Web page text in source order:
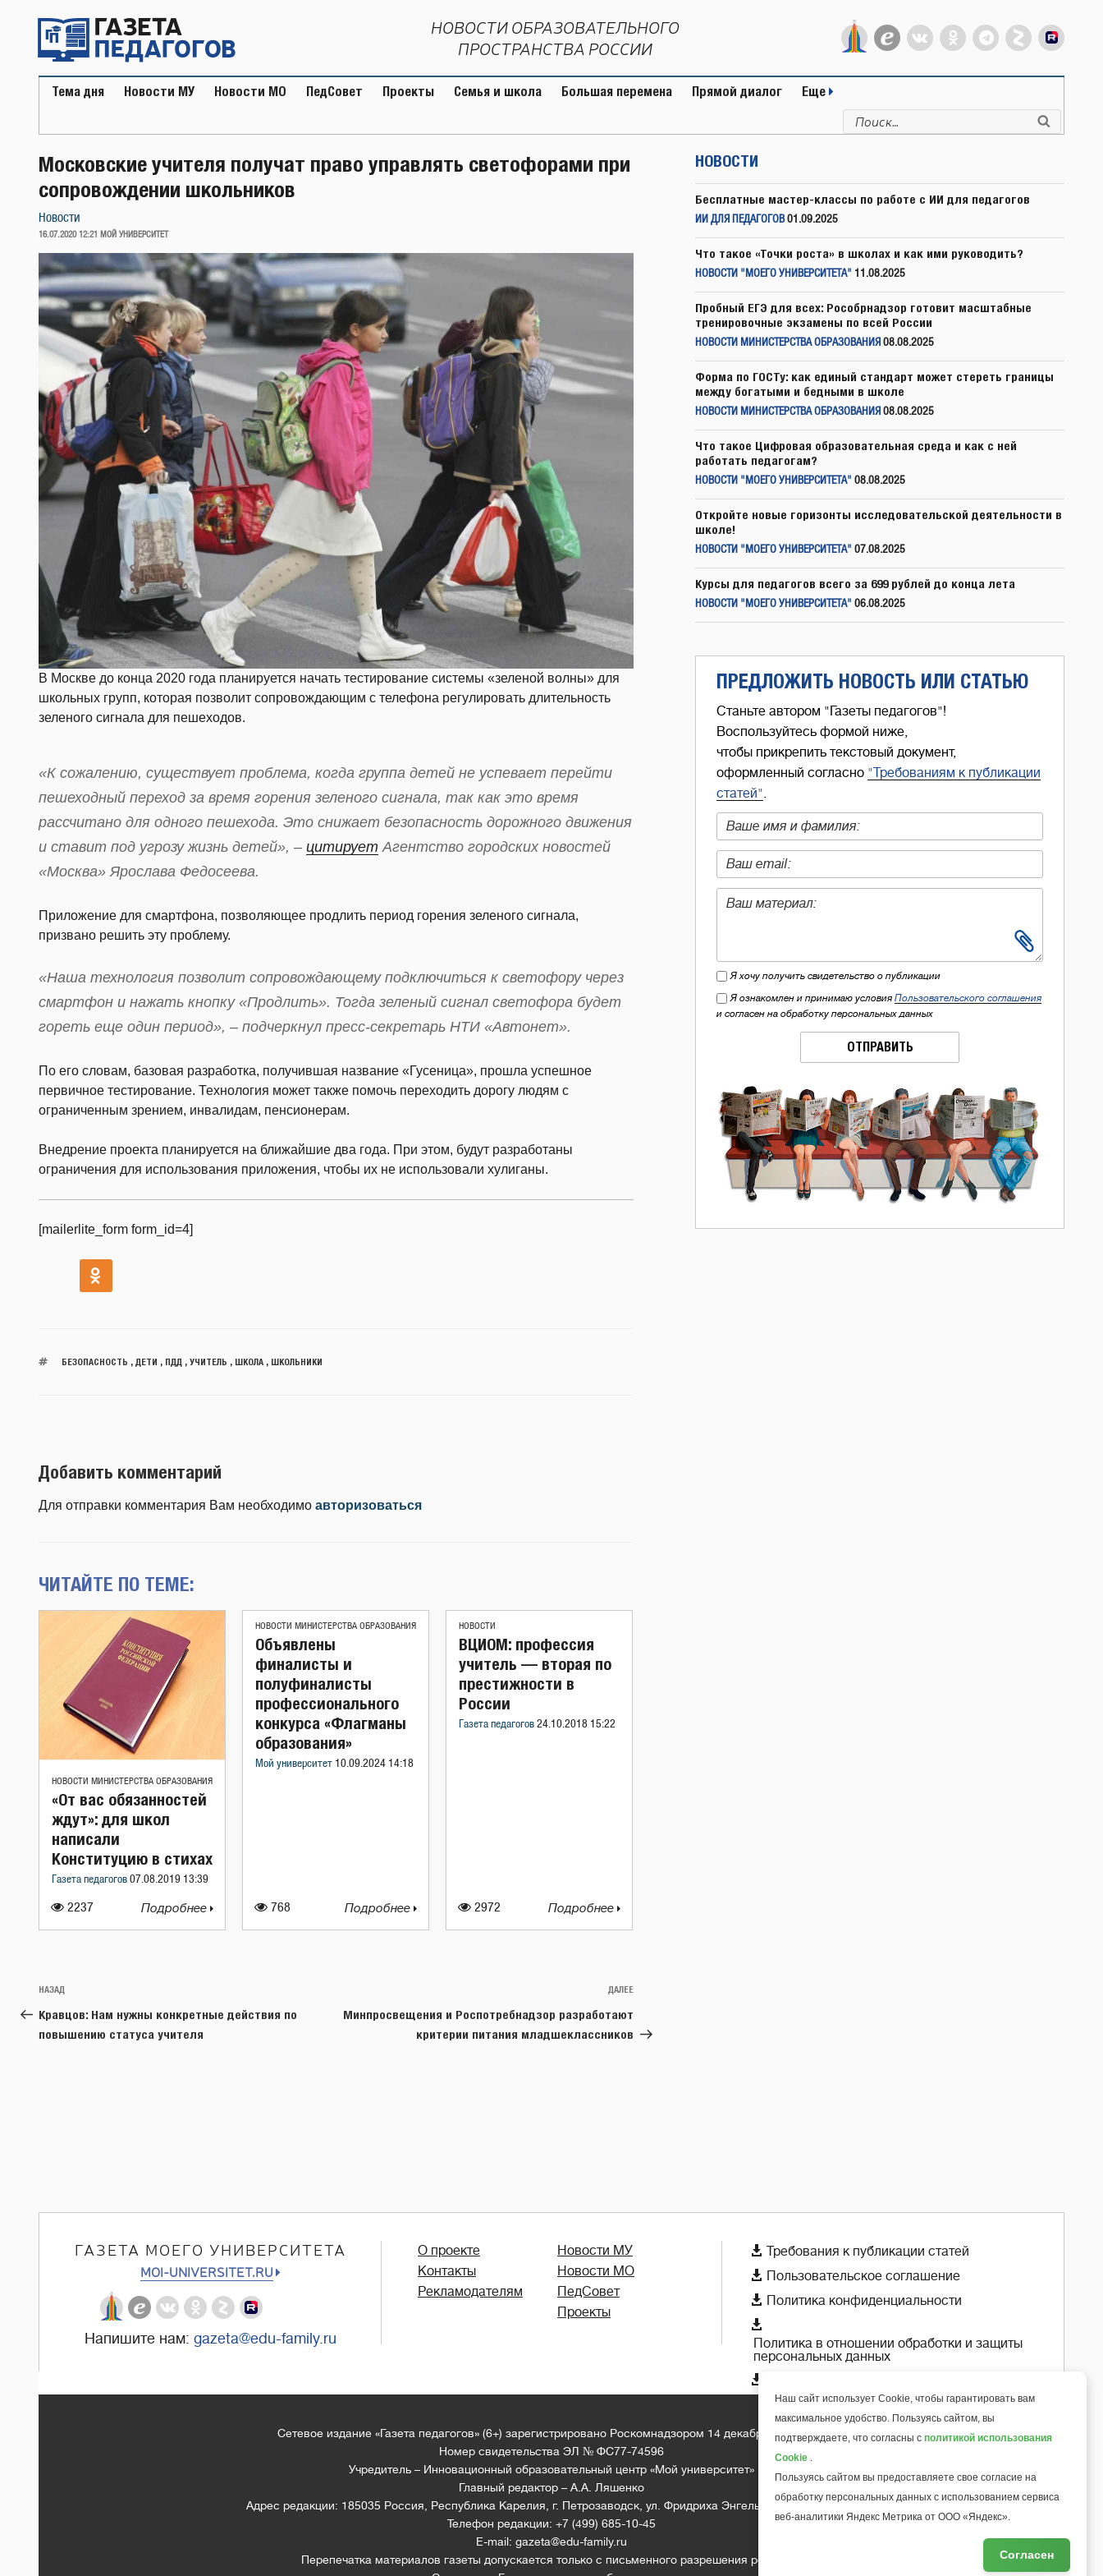
содержимому
НОВОСТИ ОБРАЗОВАТЕЛЬНОГО
ПРОСТРАНСТВА РОССИИ
Тема дня Новости МУ Новости МО ПедСовет Проекты Семья и школа Большая перемена Прямой диалог Еще
Искать:
Московские учителя получат право управлять светофорами при
сопровождении школьников
Новости
ОПУБЛИКОВАНО
16.07.2020 12:21 МОЙ УНИВЕРСИТЕТ
В Москве до конца 2020 года планируется начать тестирование системы «зеленой волны» для
школьных групп, которая позволит сопровождающим с телефона регулировать длительность
зеленого сигнала для пешеходов.
«К сожалению, существует проблема, когда группа детей не успевает перейти
пешеходный переход за время горения зеленого сигнала, так как это время
рассчитано для одного пешехода. Это снижает безопасность дорожного движения
и ставит под угрозу жизнь детей», – цитирует Агентство городских новостей
«Москва» Ярослава Федосеева.
Приложение для смартфона, позволяющее продлить период горения зеленого сигнала,
призвано решить эту проблему.
«Наша технология позволит сопровождающему подключиться к светофору через
смартфон и нажать кнопку «Продлить». Тогда зеленый сигнал светофора будет
гореть еще один период», – подчеркнул пресс-секретарь НТИ «Автонет».
По его словам, базовая разработка, получившая название «Гусеница», прошла успешное
первичное тестирование. Технология может также помочь переходить дорогу людям с
ограниченным зрением, инвалидам, пенсионерам.
Внедрение проекта планируется на ближайшие два года. При этом, будут разработаны
ограничения для использования приложения, чтобы их не использовали хулиганы.
[mailerlite_form form_id=4]
БЕЗОПАСНОСТЬ , ДЕТИ , ПДД , УЧИТЕЛЬ , ШКОЛА, ШКОЛЬНИКИ
Добавить комментарий
Для отправки комментария Вам необходимо авторизоваться
ЧИТАЙТЕ ПО ТЕМЕ:
НОВОСТИ МИНИСТЕРСТВА ОБРАЗОВАНИЯ
2237
«От вас обязанностей
ждут»: для школ
написали
Конституцию в стихах
Газета педагогов 07.08.2019 13:39
Подробнее
НОВОСТИ МИНИСТЕРСТВА ОБРАЗОВАНИЯ
768
Объявлены
финалисты и
полуфиналисты
профессионального
конкурса «Флагманы
образования»
Мой университет 10.09.2024 14:18
Подробнее
НОВОСТИ
2972
ВЦИОМ: профессия
учитель — вторая по
престижности в
России
Газета педагогов 24.10.2018 15:22
Подробнее
Навигация
по
записям
Предыдущая
запись:
НАЗАД
Кравцов: Нам нужны конкретные действия по
повышению статуса учителя
Следующая
ДАЛЕЕ
Минпросвещения и Роспотребнадзор разработают
критерии питания младшеклассников
НОВОСТИ
Бесплатные мастер-классы по работе с ИИ для педагогов
ИИ ДЛЯ ПЕДАГОГОВ 01.09.2025
Что такое «Точки роста» в школах и как ими руководить?
НОВОСТИ "МОЕГО УНИВЕРСИТЕТА" 11.08.2025
Пробный ЕГЭ для всех: Рособрнадзор готовит масштабные
тренировочные экзамены по всей России
НОВОСТИ МИНИСТЕРСТВА ОБРАЗОВАНИЯ 08.08.2025
Форма по ГОСТу: как единый стандарт может стереть границы
между богатыми и бедными в школе
НОВОСТИ МИНИСТЕРСТВА ОБРАЗОВАНИЯ 08.08.2025
Что такое Цифровая образовательная среда и как с ней
работать педагогам?
НОВОСТИ "МОЕГО УНИВЕРСИТЕТА" 08.08.2025
Откройте новые горизонты исследовательской деятельности в
школе!
НОВОСТИ "МОЕГО УНИВЕРСИТЕТА" 07.08.2025
Курсы для педагогов всего за 699 рублей до конца лета
НОВОСТИ "МОЕГО УНИВЕРСИТЕТА" 06.08.2025
ПРЕДЛОЖИТЬ НОВОСТЬ ИЛИ СТАТЬЮ
Станьте автором "Газеты педагогов"!
Воспользуйтесь формой ниже,
чтобы прикрепить текстовый документ,
оформленный согласно "Требованиям к публикации
статей".
Я хочу получить свидетельство о публикации
Я ознакомлен и принимаю условия Пользовательского соглашения
и согласен на обработку персональных данных
ОТПРАВИТЬ
ГАЗЕТА МОЕГО УНИВЕРСИТЕТА
MOI-UNIVERSITET.RU
Напишите нам: gazeta@edu-family.ru
О проекте
Контакты
Рекламодателям
Новости МУ
Новости МО
ПедСовет
Проекты
 Требования к публикации статей
 Пользовательское соглашение
 Политика конфиденциальности

Политика в отношении обработки и защиты
персональных данных

Сетевое издание «Газета педагогов» (6+) зарегистрировано Роскомнадзором 14 декабря 2018 года
Номер свидетельства ЭЛ № ФС77-74596
Учредитель – Инновационный образовательный центр «Мой университет»
Главный редактор – А.А. Ляшенко
Адрес редакции: 185035 Россия, Республика Карелия, г. Петрозаводск, ул. Фридриха Энгельса д.10, офис 211
Телефон редакции: +7 (499) 685-10-45
E-mail: gazeta@edu-family.ru
Перепечатка материалов газеты допускается только c письменного разрешения редакции
6+
Наш сайт использует Cookie, чтобы гарантировать вам
максимальное удобство. Пользуясь сайтом, вы
подтверждаете, что согласны с политикой использования
Cookie .
Пользуясь сайтом вы предоставляете свое согласие на
обработку персональных данных с использованием сервиса
веб-аналитики Яндекс Метрика от ООО «Яндекс».
Согласен